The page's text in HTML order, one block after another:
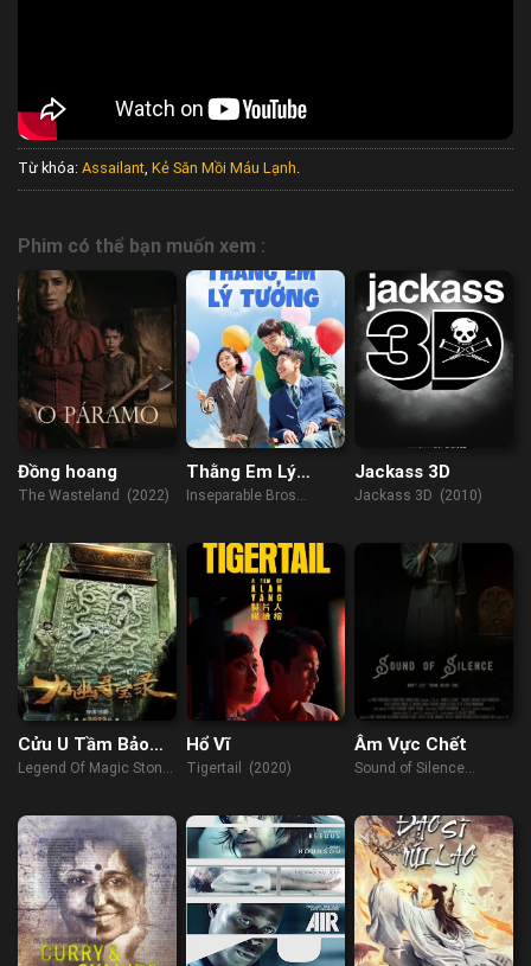
Từ khóa: Assailant, Kẻ Săn Mồi Máu Lạnh.
Phim có thể bạn muốn xem :
Đồng hoang
The Wasteland (2022)
Thằng Em Lý
Tưởng
Inseparable Bros
Jackass 3D
Jackass 3D (2010)
Cửu U Tầm Bảo
Lục
Legend Of Magic Stone
Hổ Vĩ
Tigertail (2020)
Âm Vực Chết
Sound of Silence